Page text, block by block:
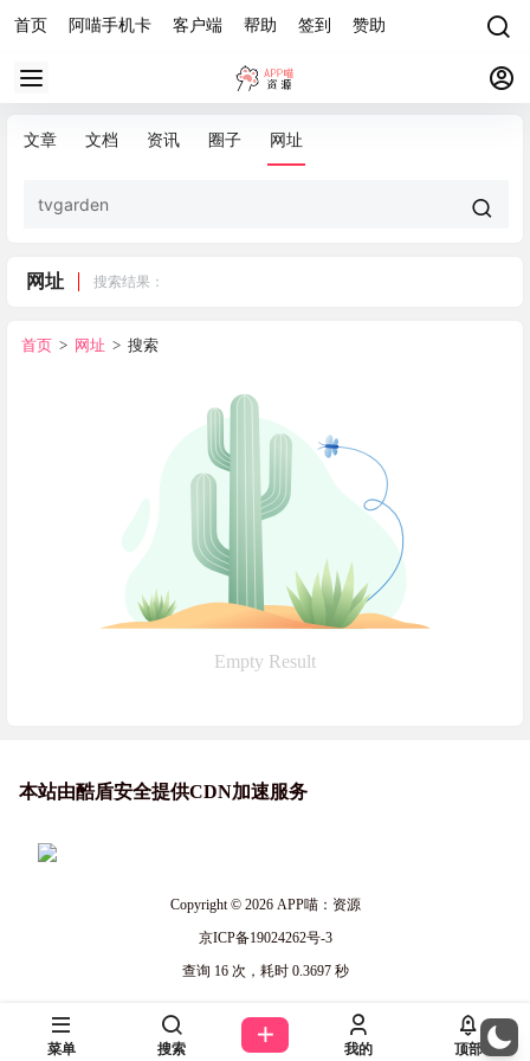
首页 阿喵手机卡 客户端 帮助 签到 赞助
文章 文档 资讯 圈子 网址
网址 搜索结果：
首页 > 网址 > 搜索
Empty Result
本站由酷盾安全提供CDN加速服务
Copyright © 2026APP喵：资源
京ICP备19024262号-3
查询 16 次，耗时 0.3697 秒
菜单 搜索 我的 顶部